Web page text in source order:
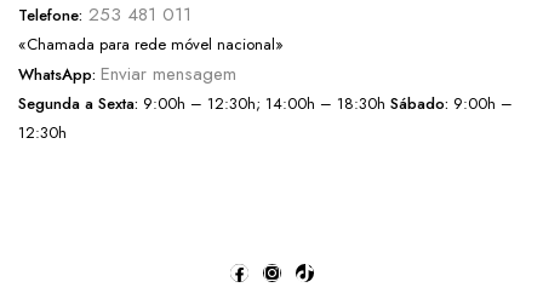
Telefone: 253 481 011
«Chamada para rede móvel nacional»
WhatsApp: Enviar mensagem
Segunda a Sexta: 9:00h – 12:30h; 14:00h – 18:30h Sábado: 9:00h –
12:30h